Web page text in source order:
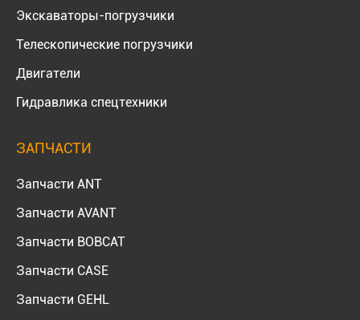
Экскаваторы-погрузчики
Телескопические погрузчики
Двигатели
Гидравлика спецтехники
ЗАПЧАСТИ
Запчасти ANT
Запчасти AVANT
Запчасти BOBCAT
Запчасти CASE
Запчасти GEHL